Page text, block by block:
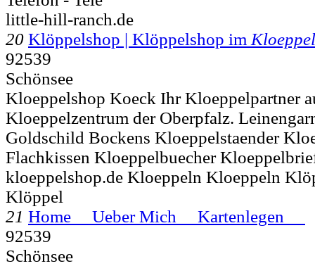
little-hill-ranch.de
20 Klöppelshop | Klöppelshop im
92539
Schönsee
Kloeppelshop Koeck Ihr Kloeppelpartner
Kloeppelzentrum der Oberpfalz.
Goldschild Bockens Kloeppelstaender
Flachkissen Kloeppelbuecher
kloeppelshop.de Kloeppeln Kloeppeln
Klöppel
21 Home Ueber Mich Kartenlegen
92539
Schönsee